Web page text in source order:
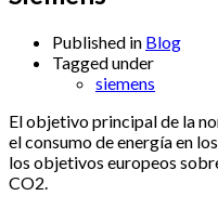
Published in Blog
Tagged under
siemens
El objetivo principal de la
el consumo de energía en
los objetivos europeos
CO2.